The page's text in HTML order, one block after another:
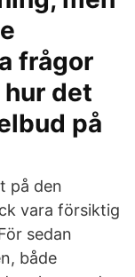
frågor
det
på
på den
vara försiktig
sedan
både